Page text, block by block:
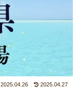
2025.04.26 2025.04.27